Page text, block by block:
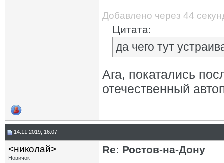
Добавлено через 44
Цитата:
да чего тут
Ага, покатались
отечественный
14.11.2019, 16:07
<николай>
Новичок
Re: Ростов-на-Дону